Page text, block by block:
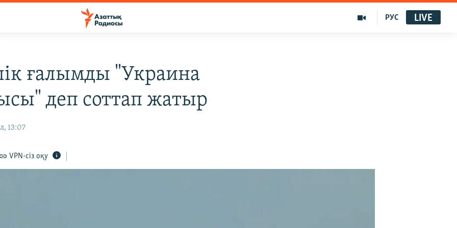
РУС LIVE
ғалымды "Украина
деп соттап жатыр
13:07
VPN-сіз оқу